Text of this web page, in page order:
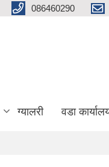
086460290
ग्यालरी वडा